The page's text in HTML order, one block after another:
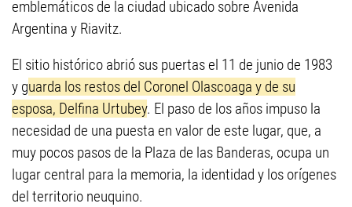
emblemáticos de la ciudad ubicado sobre Avenida
Argentina y Riavitz.
El sitio histórico abrió sus puertas el 11 de junio de 1983
y guarda los restos del Coronel Olascoaga y de su
esposa, Delfina Urtubey. El paso de los años impuso la
necesidad de una puesta en valor de este lugar, que, a
muy pocos pasos de la Plaza de las Banderas, ocupa un
lugar central para la memoria, la identidad y los orígenes
del territorio neuquino.